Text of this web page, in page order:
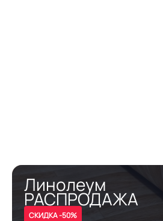
Линолеум
РАСПРОДАЖА
СКИДКА -50%